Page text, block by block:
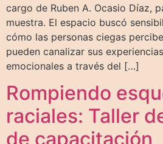
cargo de Ruben A. Ocasio Díaz,
muestra. El espacio buscó
cómo las personas ciegas
pueden canalizar sus
emocionales a través del […]
Rompiendo
raciales: Taller
de capacitación